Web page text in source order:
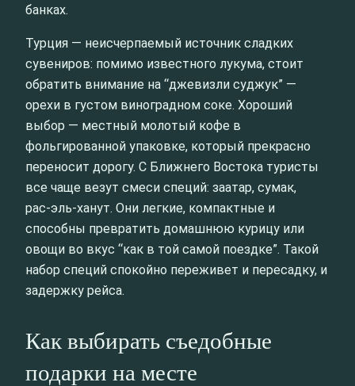
банках.
Турция — неисчерпаемый источник сладких
сувениров: помимо известного лукума, стоит
обратить внимание на “джевизли суджук” —
орехи в густом виноградном соке. Хороший
выбор — местный молотый кофе в
фольгированной упаковке, который прекрасно
переносит дорогу. С Ближнего Востока туристы
все чаще везут смеси специй: заатар, сумак,
рас‑эль‑ханут. Они легкие, компактные и
способны превратить домашнюю курицу или
овощи во вкус “как в той самой поездке”. Такой
набор специй спокойно переживет и пересадку, и
задержку рейса.
Как выбирать съедобные
подарки на месте